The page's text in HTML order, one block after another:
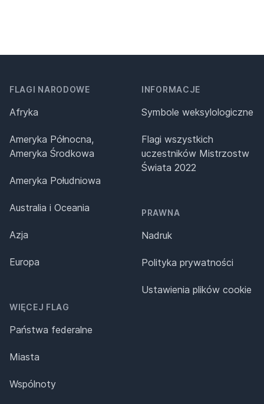
FLAGI NARODOWE
Afryka
Ameryka Północna,
Ameryka Środkowa
Ameryka Południowa
Australia i Oceania
Azja
Europa
WIĘCEJ FLAG
Państwa federalne
Miasta
Wspólnoty
INFORMACJE
Symbole weksylologiczne
Flagi wszystkich
uczestników Mistrzostw
Świata 2022
PRAWNA
Nadruk
Polityka prywatności
Ustawienia plików cookie